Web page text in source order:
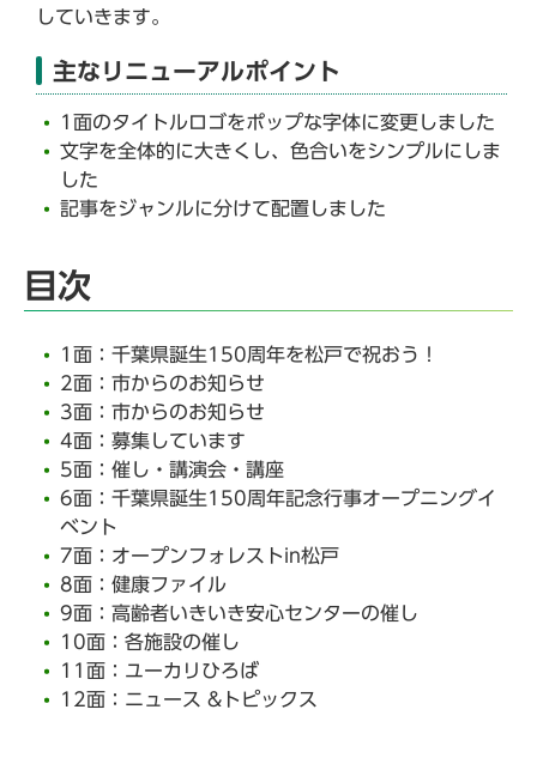
していきます。
主なリニューアルポイント
1面のタイトルロゴをポップな字体に変更しました
文字を全体的に大きくし、色合いをシンプルにしま
した
記事をジャンルに分けて配置しました
目次
1面：千葉県誕生150周年を松戸で祝おう！
2面：市からのお知らせ
3面：市からのお知らせ
4面：募集しています
5面：催し・講演会・講座
6面：千葉県誕生150周年記念行事オープニングイ
ベント
7面：オープンフォレストin松戸
8面：健康ファイル
9面：高齢者いきいき安心センターの催し
10面：各施設の催し
11面：ユーカリひろば
12面：ニュース &トピックス